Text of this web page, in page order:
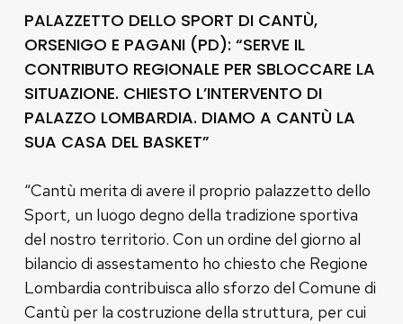
PALAZZETTO DELLO SPORT DI CANTÙ,
ORSENIGO E PAGANI (PD): “SERVE IL
CONTRIBUTO REGIONALE PER SBLOCCARE LA
SITUAZIONE. CHIESTO L’INTERVENTO DI
PALAZZO LOMBARDIA. DIAMO A CANTÙ LA
SUA CASA DEL BASKET”
“Cantù merita di avere il proprio palazzetto dello
Sport, un luogo degno della tradizione sportiva
del nostro territorio. Con un ordine del giorno al
bilancio di assestamento ho chiesto che Regione
Lombardia contribuisca allo sforzo del Comune di
Cantù per la costruzione della struttura, per cui